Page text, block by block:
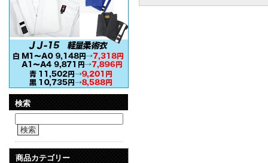
検索
検索
商品カテゴリー